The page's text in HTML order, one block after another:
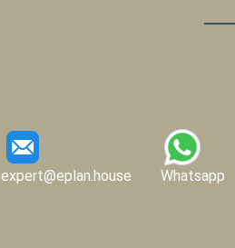
expert@eplan.house Whatsapp